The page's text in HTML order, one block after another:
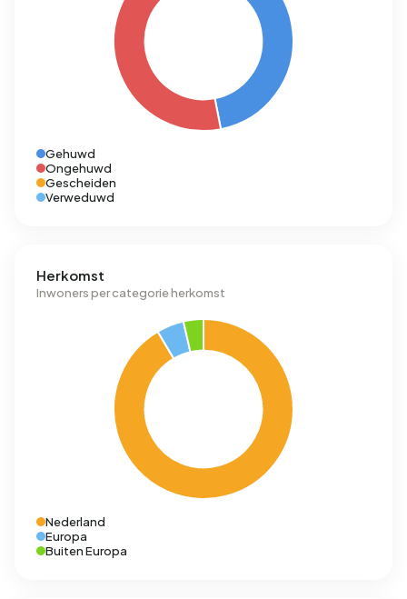
Gehuwd
Ongehuwd
Gescheiden
Verweduwd
Herkomst
Inwoners per categorie herkomst
Nederland
Europa
Buiten Europa